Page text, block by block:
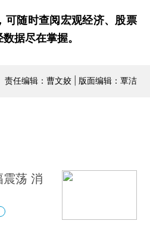
，可随时查阅宏观经济、股票
据尽在掌握。
责任编辑：曹文姣 | 版面编辑：覃洁
震荡 消